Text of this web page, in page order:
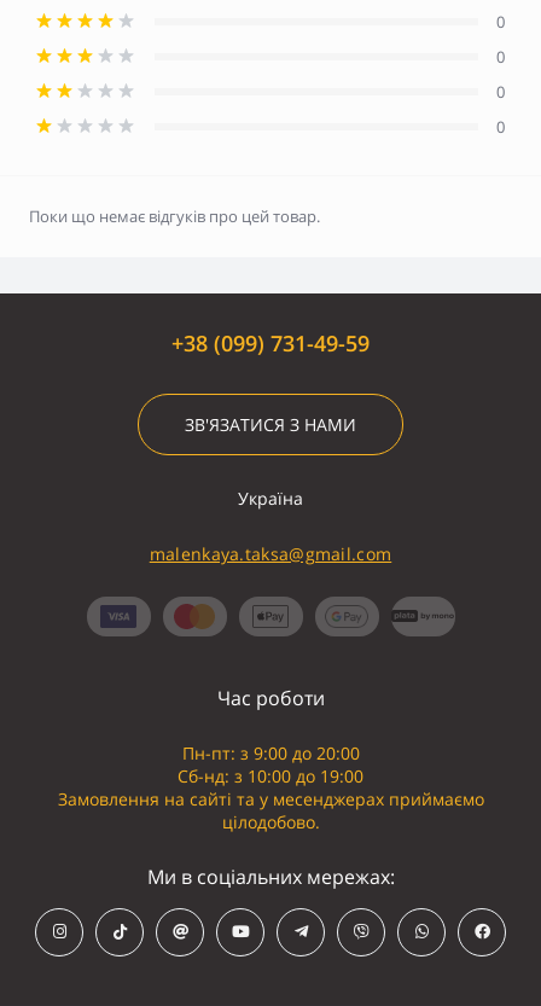
0
0
0
0
Поки що немає відгуків про цей товар.
+38 (099) 731-49-59
ЗВ'ЯЗАТИСЯ З НАМИ
Україна
malenkaya.taksa@gmail.com
Час роботи
Пн-пт: з 9:00 до 20:00
Сб-нд: з 10:00 до 19:00
Замовлення на сайті та у месенджерах приймаємо
цілодобово.
Ми в соціальних мережах: